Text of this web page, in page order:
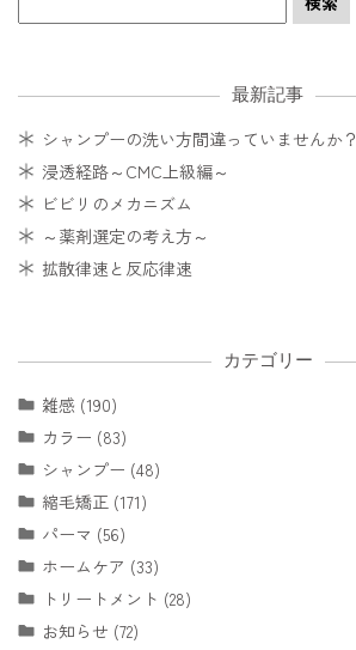
最新記事
シャンプーの洗い方間違っていませんか？
浸透経路～CMC上級編～
ビビリのメカニズム
～薬剤選定の考え方～
拡散律速と反応律速
カテゴリー
雑感 (190)
カラー (83)
シャンプー (48)
縮毛矯正 (171)
パーマ (56)
ホームケア (33)
トリートメント (28)
お知らせ (72)